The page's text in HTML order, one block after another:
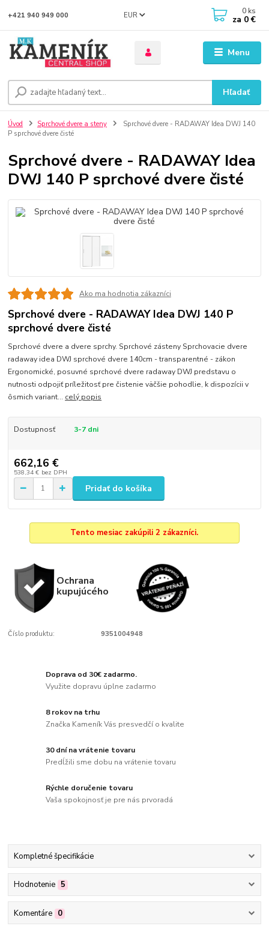
Menu
EUR
Hľadať
+421 940 949 000 0 ks
za 0 €
Úvod Sprchové dvere a steny
Sprchové dvere - RADAWAY Idea DWJ 140
P sprchové dvere čisté
Sprchové dvere - RADAWAY Idea
DWJ 140 P sprchové dvere čisté
Ako ma hodnotia zákazníci
Sprchové dvere - RADAWAY Idea DWJ 140 P
sprchové dvere čisté
Sprchové dvere a dvere sprchy. Sprchové zásteny Sprchovacie dvere
radaway idea DWJ sprchové dvere 140cm - transparentné - zákon
Ergonomické, posuvné sprchové dvere radaway DWJ predstavu o
nutnosti odpojiť príležitosť pre čistenie väčšie pohodlie, k dispozícii v
ôsmich variant... celý popis
Dostupnosť 3-7 dni
662,16 €
538,34 € bez DPH
Pridať do košíka
Tento mesiac zakúpili 2 zákazníci.
Ochrana
kupujúcého
Číslo produktu: 9351004948
Doprava od 30€ zadarmo.
Využite dopravu úplne zadarmo
8 rokov na trhu
Značka Kameník Vás presvedčí o kvalite
30 dní na vrátenie tovaru
Predĺžili sme dobu na vrátenie tovaru
Rýchle doručenie tovaru
Vaša spokojnosť je pre nás prvoradá
Kompletné špecifikácie
Hodnotenie 5
Komentáre 0